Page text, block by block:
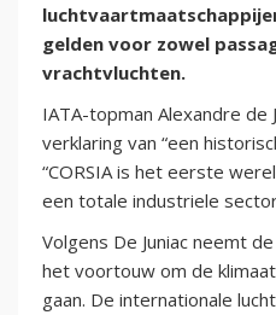
gelden voor zowel
vrachtvluchten.
IATA-topman Alexandre de
verklaring van “een
“CORSIA is het eerste
een totale industriele
Volgens De Juniac neemt
het voortouw om de
gaan. De internationale